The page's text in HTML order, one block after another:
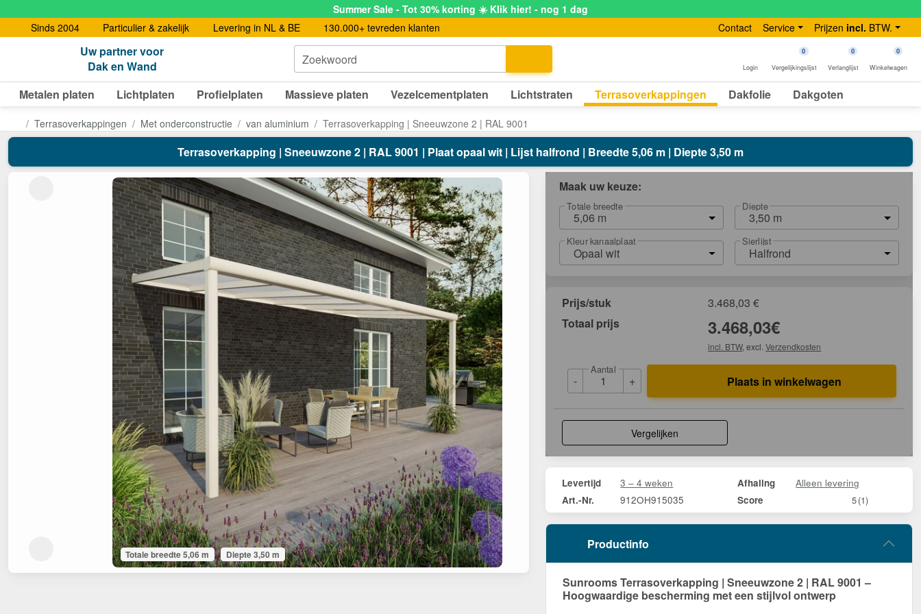
Summer Sale - Tot 30% korting ☀️ Klik hier! - nog 1 dag
Sinds 2004
Particulier & zakelijk Levering in NL & BE 130.000+ tevreden klanten Contact Service Prijzen incl. BTW.
Uw partner voor
Dak en Wand
Zoekwoord
Login
0
Vergelijkingslijst
0
Verlanglijst
0
Winkelwagen
Metalen platen Lichtplaten Profielplaten Massieve platen Vezelcementplaten Lichtstraten Terrasoverkappingen Dakfolie Dakgoten
Terrasoverkappingen Met onderconstructie van aluminium Terrasoverkapping | Sneeuwzone 2 | RAL 9001
Terrasoverkapping | Sneeuwzone 2 | RAL 9001 | Plaat opaal wit | Lijst halfrond | Breedte 5,06 m | Diepte 3,50 m
Totale breedte 5,06 m Diepte 3,50 m
Maak uw keuze:
Totale breedte
5,06 m
Diepte
3,50 m
Kleur kanaalplaat
Opaal wit
Sierlijst
Halfrond
Prijs/stuk 3.468,03 €
Totaal prijs
3.468,03€
incl. BTW, excl.Verzendkosten
-
Aantal
+ Plaats in winkelwagen
Vergelijken
Levertijd 3 – 4 weken Afhaling Alleen levering
Art.-Nr. 912OH915035 Score 5(1)
Productinfo
Sunrooms Terrasoverkapping | Sneeuwzone 2 | RAL 9001 –
Hoogwaardige bescherming met een stijlvol ontwerp